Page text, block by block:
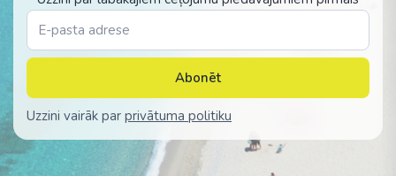
Abonēt
Uzzini vairāk par privātuma politiku